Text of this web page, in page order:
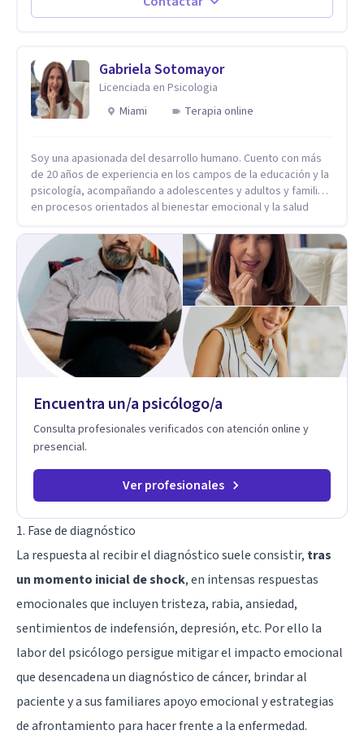
el primer contacto
Gabriela Sotomayor
Licenciada en Psicologia
Miami
Terapia online
Soy una apasionada del desarrollo humano. Cuento con más
de 20 años de experiencia en los campos de la educación y la
psicología, acompañando a adolescentes y adultos y familias
en procesos orientados al bienestar emocional y la salud
las personas accedan a una vida más digna, plena y con
sentido. Considero que esto es posible cuando
desarrollamos una mayor conciencia de nuestro mundo
interior y de la manera en que nuestras experiencias influyen
en nuestra forma de sentir, pensar y relacionarnos. Mi misión
es ofrecer un espacio de acompañamiento en salud mental
basado en la comprensión, la compasión y el respeto por el
ritmo de cada persona. Integro conocimientos y herramientas
de la psicología con un enfoque informado en trauma para
fortalecer sus recursos personales, desarrollar nuevas
resiliencia y bienestar. Creo profundamente en la
autoconciencia como un camino fundamental para la
transformación personal y para construir una vida más
auténtica y significativa.
Encuentra un/a psicólogo/a
Consulta profesionales verificados con atención online y
presencial.
Ver profesionales
1. Fase de diagnóstico
La respuesta al recibir el diagnóstico suele consistir, tras
un momento inicial de shock, en intensas respuestas
emocionales que incluyen tristeza, rabia, ansiedad,
sentimientos de indefensión, depresión, etc. Por ello la
labor del psicólogo persigue mitigar el impacto emocional
que desencadena un diagnóstico de cáncer, brindar al
paciente y a sus familiares apoyo emocional y estrategias
de afrontamiento para hacer frente a la enfermedad.